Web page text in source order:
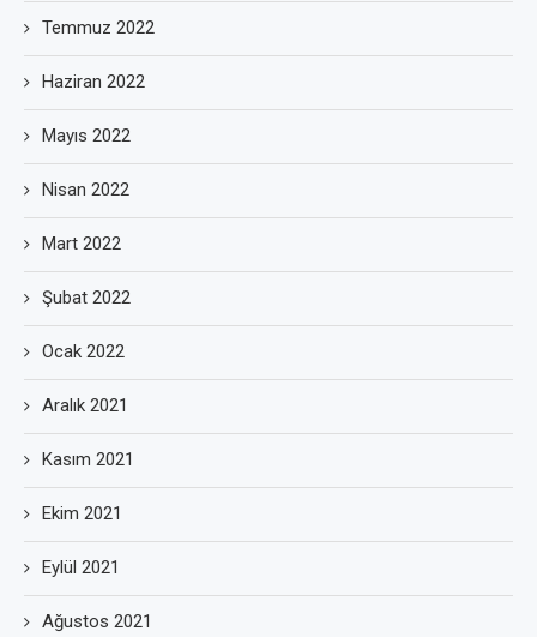
Temmuz 2022
Haziran 2022
Mayıs 2022
Nisan 2022
Mart 2022
Şubat 2022
Ocak 2022
Aralık 2021
Kasım 2021
Ekim 2021
Eylül 2021
Ağustos 2021